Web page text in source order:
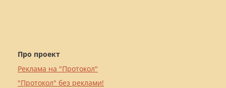
Про проект
Реклама на "Протокол"
"Протокол" без реклами!